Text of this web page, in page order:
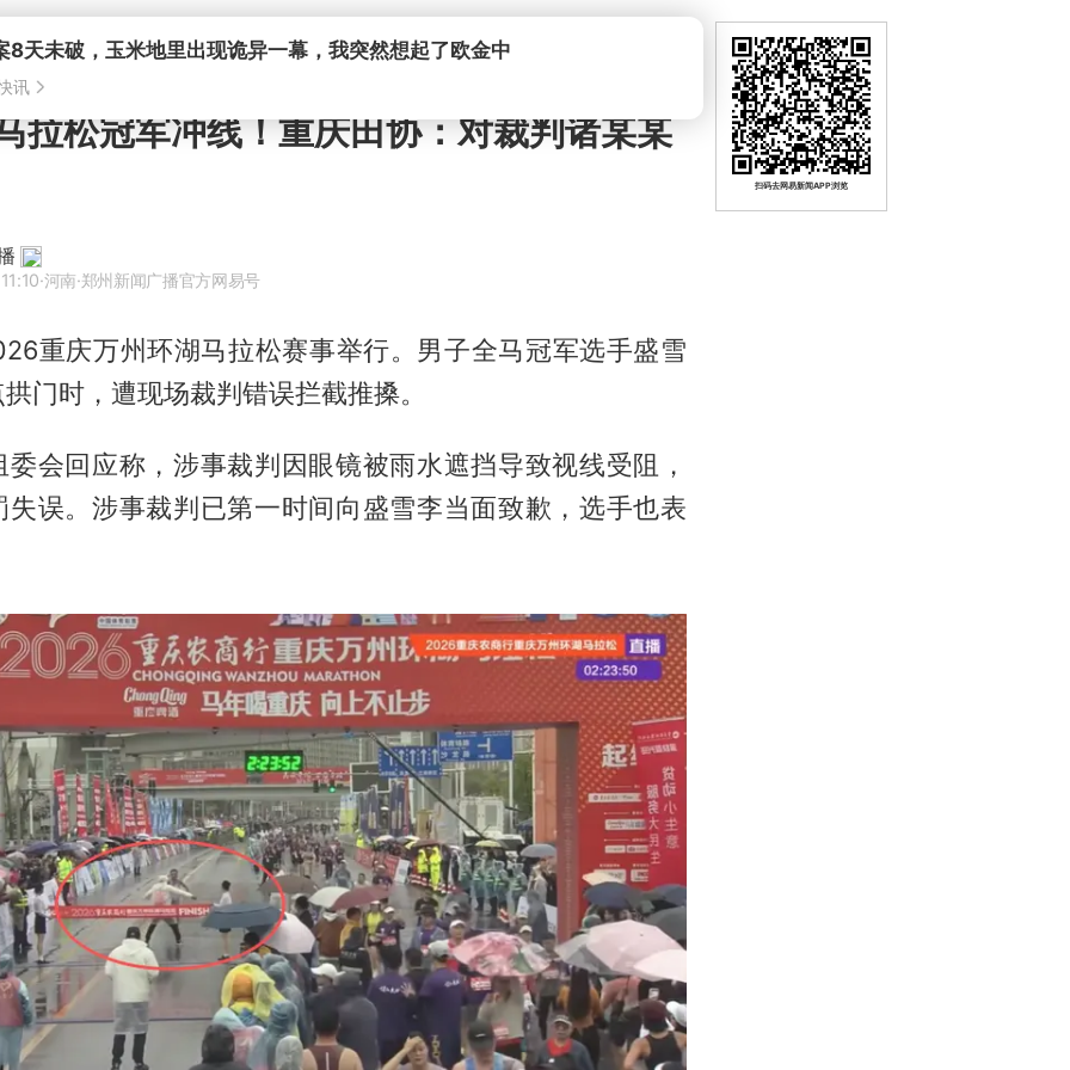
拉松冠军冲线！重庆田协：对裁判诸某某
·河南·郑州新闻广播官方网易号
重庆万州环湖马拉松赛事举行。男子全马冠军选手盛雪
门时，遭现场裁判错误拦截推搡。
会回应称，涉事裁判因眼镜被雨水遮挡导致视线受阻，
失误。涉事裁判已第一时间向盛雪李当面致歉，选手也表
扫码去网易新闻APP浏览